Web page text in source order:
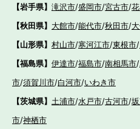
【岩手県】 滝沢市/盛岡市/宮古市/
【秋田県】 大館市/能代市/秋田市/
【山形県】 村山市/寒河江市/東根市/
【福島県】 伊達市/福島市/南相馬市/
市/須賀川市/白河市/いわき市
【茨城県】 土浦市/水戸市/古河市/
市/神栖市